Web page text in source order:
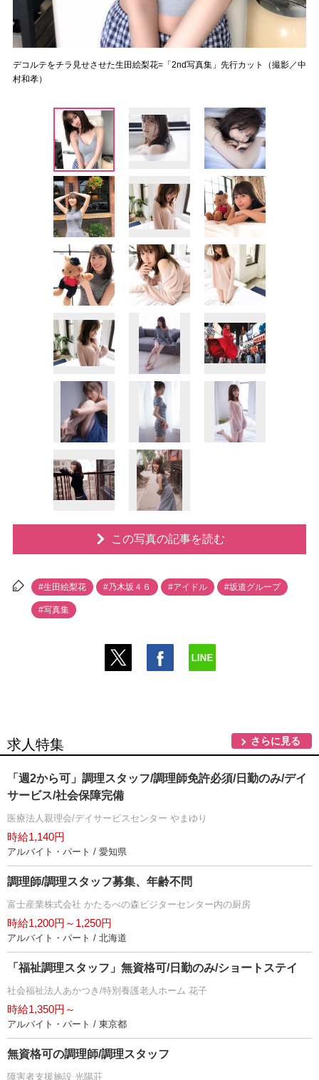
デコルテをチラ見せさせた生田絵梨花=「2nd写真集」先行カット（撮影／中
村和孝）
この写真の記事を読む
#生田絵梨花 #乃木坂４６ #アイドル #坂道グループ
#写真集
求人特集 さらに見る
「週2から可」調理スタッフ/調理師免許必須/日勤のみ/デイ
サービス/社会保障完備
医療法人親理会/デイサービスセンター やまゆり
時給1,140円
アルバイト・パート / 愛知県
調理師/調理スタッフ募集、年齢不問
富士産業株式会社 かたるべの森ビジターセンター内の厨房
時給1,200円～1,250円
アルバイト・パート / 北海道
「福祉調理スタッフ」無資格可/日勤のみ/ショートステイ
社会福祉法人あかつき/特別養護老人ホーム 花子
時給1,350円～
アルバイト・パート / 東京都
無資格可の調理師/調理スタッフ
障害者支援施設 光陽荘